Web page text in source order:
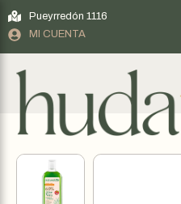
Pueyrredón 1116
MI CUENTA